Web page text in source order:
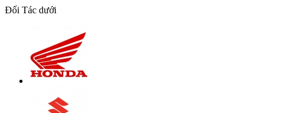
Đối Tác dưới